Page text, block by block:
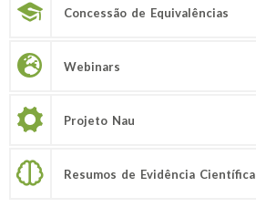
Concessão de Equivalências
Webinars
Projeto Nau
Resumos de Evidência Científica